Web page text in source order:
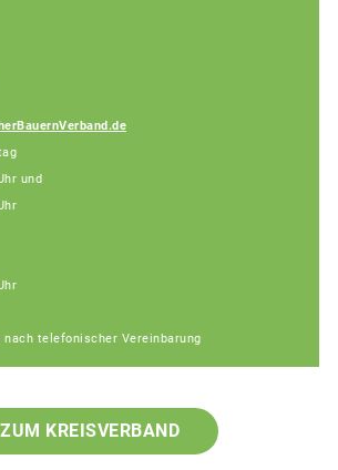
und
nach telefonischer Vereinbarung
ZUM KREISVERBAND